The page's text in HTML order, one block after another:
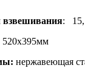
взвешивания: 15,
520х395мм
нержавеющая